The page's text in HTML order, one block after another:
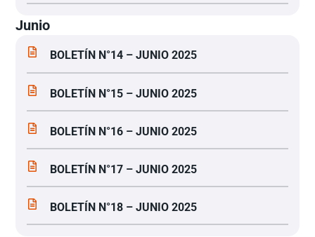
Junio
BOLETÍN N°14 – JUNIO 2025
BOLETÍN N°15 – JUNIO 2025
BOLETÍN N°16 – JUNIO 2025
BOLETÍN N°17 – JUNIO 2025
BOLETÍN N°18 – JUNIO 2025